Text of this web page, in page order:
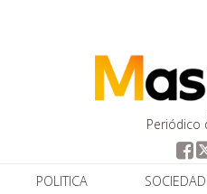
Periódico
POLITICA SOCIEDAD